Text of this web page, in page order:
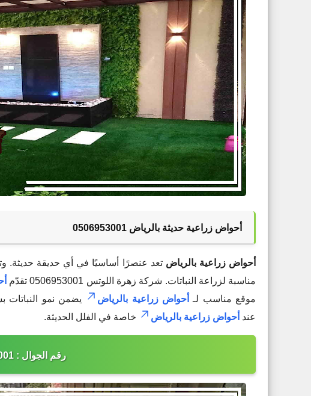
أحواض زراعية حديثة بالرياض 0506953001
أحواض زراعية بالرياض تعد عنصرًا أساسيًا في أي حديقة حديثة.
مناسبة لزراعة النباتات. شركة زهرة اللوتس 0506953001 تقدّم
موقع مناسب لـ أحواض زراعية بالرياض
يضمن نمو
عند أحواض زراعية بالرياض خاصة في الفلل الحديثة.
رقم الجوال : 0506953001